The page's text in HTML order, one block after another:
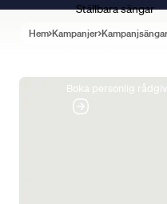
Ställbara sängar
Boka personlig
Hem Kampanjer